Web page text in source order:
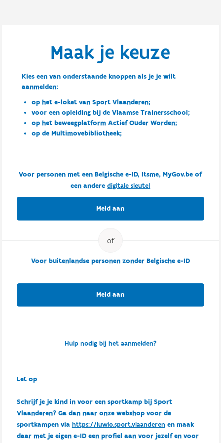
Maak je keuze
Kies een van onderstaande knoppen als je je wilt
aanmelden:
op het e-loket van Sport Vlaanderen;
voor een opleiding bij de Vlaamse Trainersschool;
op het beweegplatform Actief Ouder Worden;
op de Multimovebibliotheek;
Voor personen met een Belgische e-ID, Itsme, MyGov.be of
een anderedigitale sleutel
Meld aan
Voor buitenlandse personen zonder Belgische e-ID
Meld aan
Hulp nodig bij het aanmelden?
Let op
Schrijf je je kind in voor een sportkamp bij Sport
Vlaanderen? Ga dan naar onze webshop voor de
sportkampen via https://luwio.sport.vlaanderenen maak
daar met je eigen e-ID een profiel aan voor jezelf en voor